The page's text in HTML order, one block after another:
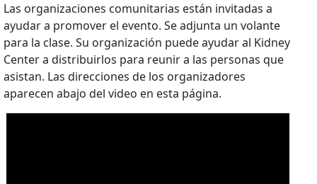
Las organizaciones comunitarias están invitadas a
ayudar a promover el evento. Se adjunta un volante
para la clase. Su organización puede ayudar al Kidney
Center a distribuirlos para reunir a las personas que
asistan. Las direcciones de los organizadores
aparecen abajo del video en esta página.